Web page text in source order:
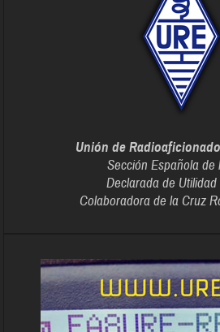
Unión de
Sección Española de
Declarada de
Colaboradora de la Cruz